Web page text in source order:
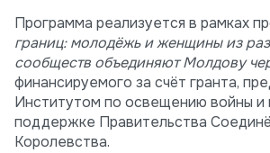
Программа реализуется в рамках
границ: молодёжь и женщины из
сообществ объединяют Молдову
финансируемого за счёт гранта,
Институтом по освещению войны и
поддержке Правительства
Королевства.